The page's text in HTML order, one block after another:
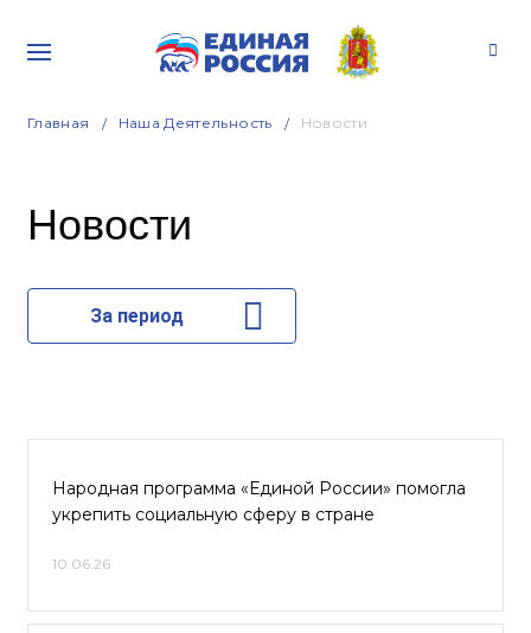
Главная Наша Деятельность Новости
Новости
За период
Народная программа «Единой России» помогла
укрепить социальную сферу в стране
10.06.26